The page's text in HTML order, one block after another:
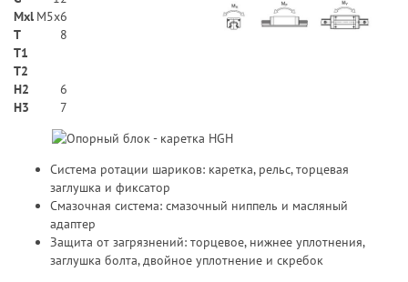
Mxl M5x6
T
8
T1
T2
H2
6
Н3
7
Система ротации шариков: каретка, рельс, торцевая
заглушка и фиксатор
Смазочная система: смазочный ниппель и масляный
адаптер
Защита от загрязнений: торцевое, нижнее уплотнения,
заглушка болта, двойное уплотнение и скребок